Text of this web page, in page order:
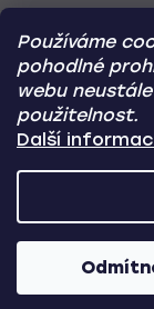
Používáme
pohodlné
webu
použitelnost.
Další
Online
Copyright (c)